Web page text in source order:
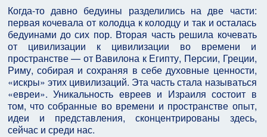
Когда-то давно бедуины разделились на две части:
первая кочевала от колодца к колодцу и так и осталась
бедуинами до сих пор. Вторая часть решила кочевать
от цивилизации к цивилизации во времени и
пространстве — от Вавилона к Египту, Персии, Греции,
Риму, собирая и сохраняя в себе духовные ценности,
«искры» этих цивилизаций. Эта часть стала называться
«евреи». Уникальность евреев и Израиля состоит в
том, что собранные во времени и пространстве опыт,
идеи и представления, сконцентрированы здесь,
сейчас и среди нас.